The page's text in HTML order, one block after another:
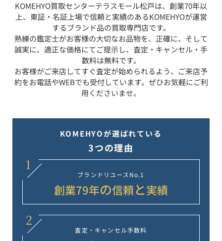
KOMEHYO買取センターテラスモール松戸は、創業70年以
上、東証・名証上場で信頼と実績のあるKOMEHYOが運営
するブランド品の買取専門店です。
熟練の鑑定士がお客様の大切なお品物を、正確に、そして
誠実に、適正な価格にてご提示し、査定・キャンセル・手
数料は無料です。
お客様がご来店してすぐ査定が始められるよう、ご来店予
約をお電話やWEBでも受付しています。ぜひお気軽にご利
用くださいませ。
KOMEHYOが選ばれている
3つの理由
1
ブランドリユース No.1
創業79年の信頼と実績
2
査定・キャンセル手数料